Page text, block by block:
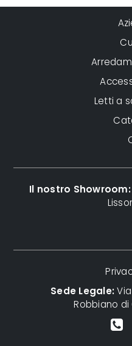
Letti a
Il nostro Showroom:
Sede Legale:
Robbiano di